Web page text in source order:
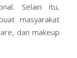
Selain itu,
masyarakat
dan makeup